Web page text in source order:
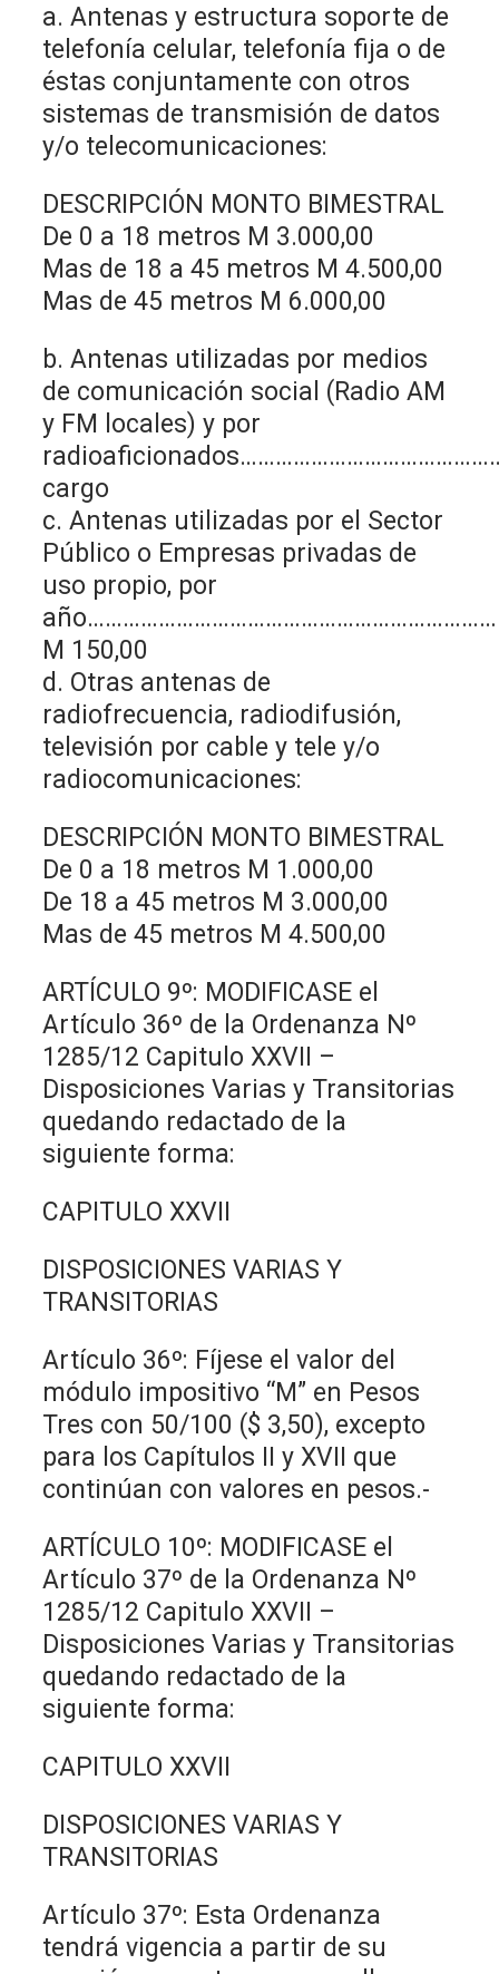
a. Antenas y estructura soporte de
telefonía celular, telefonía fija o de
éstas conjuntamente con otros
sistemas de transmisión de datos
y/o telecomunicaciones:
DESCRIPCIÓN MONTO BIMESTRAL
De 0 a 18 metros M 3.000,00
Mas de 18 a 45 metros M 4.500,00
Mas de 45 metros M 6.000,00
b. Antenas utilizadas por medios
de comunicación social (Radio AM
y FM locales) y por
cargo
c. Antenas utilizadas por el Sector
Público o Empresas privadas de
uso propio, por
M 150,00
d. Otras antenas de
radiofrecuencia, radiodifusión,
televisión por cable y tele y/o
radiocomunicaciones:
DESCRIPCIÓN MONTO BIMESTRAL
De 0 a 18 metros M 1.000,00
De 18 a 45 metros M 3.000,00
Mas de 45 metros M 4.500,00
ARTÍCULO 9º: MODIFICASE el
Artículo 36º de la Ordenanza Nº
1285/12 Capitulo XXVII –
Disposiciones Varias y Transitorias
quedando redactado de la
siguiente forma:
CAPITULO XXVII
DISPOSICIONES VARIAS Y
TRANSITORIAS
Artículo 36º: Fíjese el valor del
módulo impositivo “M” en Pesos
Tres con 50/100 ($ 3,50), excepto
para los Capítulos II y XVII que
continúan con valores en pesos.-
ARTÍCULO 10º: MODIFICASE el
Artículo 37º de la Ordenanza Nº
1285/12 Capitulo XXVII –
Disposiciones Varias y Transitorias
quedando redactado de la
siguiente forma:
CAPITULO XXVII
DISPOSICIONES VARIAS Y
TRANSITORIAS
Artículo 37º: Esta Ordenanza
tendrá vigencia a partir de su